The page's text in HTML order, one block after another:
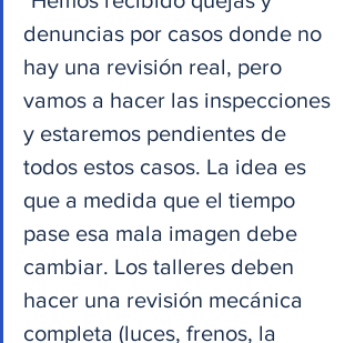
denuncias por casos donde no
hay una revisión real, pero
vamos a hacer las inspecciones
y estaremos pendientes de
todos estos casos. La idea es
que a medida que el tiempo
pase esa mala imagen debe
cambiar. Los talleres deben
hacer una revisión mecánica
completa (luces, frenos, la